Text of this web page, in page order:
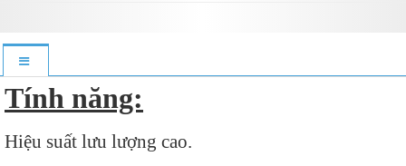
Tính năng:
Hiệu suất lưu lượng cao.